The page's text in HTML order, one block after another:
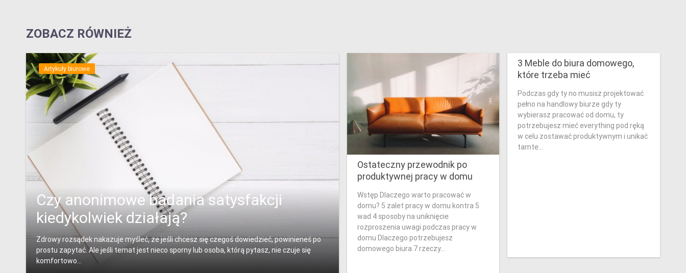
ZOBACZ RÓWNIEŻ
Artykuły biurowe
Czy anonimowe badania satysfakcji
kiedykolwiek działają?
Zdrowy rozsądek nakazuje myśleć, że jeśli chcesz się czegoś dowiedzieć, powinieneś po
prostu zapytać. Ale jeśli temat jest nieco sporny lub osoba, którą pytasz, nie czuje się
komfortowo...
Ostateczny przewodnik po
produktywnej pracy w domu
Wstęp Dlaczego warto pracować w
domu? 5 zalet pracy w domu kontra 5
wad 4 sposoby na uniknięcie
rozproszenia uwagi podczas pracy w
domu Dlaczego potrzebujesz
domowego biura 7 rzeczy...
3 Meble do biura domowego,
które trzeba mieć
Podczas gdy ty no musisz projektować
pełno na handlowy biurze gdy ty
wybierasz pracować od domu, ty
potrzebujesz mieć everything pod ręką
w celu zostawać produktywnym i unikać
tamte...